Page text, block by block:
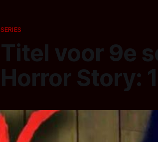
SERIES
Titel voor 9e
Horror Story: